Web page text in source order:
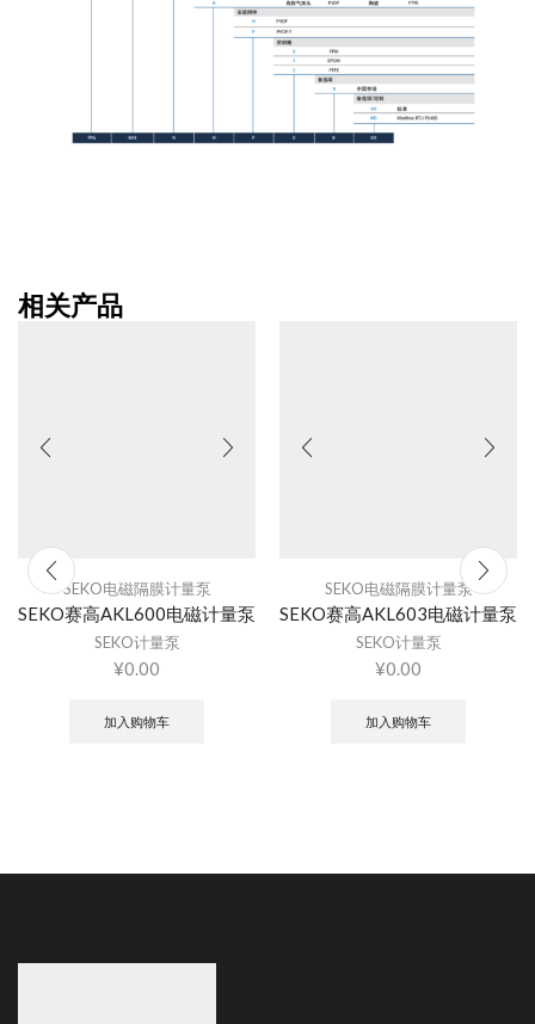
相关产品
SEKO电磁隔膜计量泵
SEKO赛高AKL600电磁计量泵
SEKO计量泵
¥0.00
加入购物车
SEKO电磁隔膜计量泵
SEKO赛高AKL603电磁计量泵
SEKO计量泵
¥0.00
加入购物车